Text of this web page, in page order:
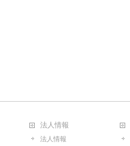
法人情報
法人情報